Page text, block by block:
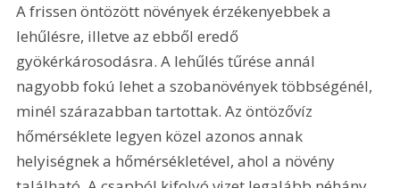
A frissen öntözött növények érzékenyebbek a
lehűlésre, illetve az ebből eredő
gyökérkárosodásra. A lehűlés tűrése annál
nagyobb fokú lehet a szobanövények többségénél,
minél szárazabban tartottak. Az öntözővíz
hőmérséklete legyen közel azonos annak
helyiségnek a hőmérsékletével, ahol a növény